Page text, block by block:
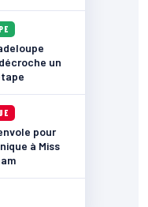
un
pour
à Miss